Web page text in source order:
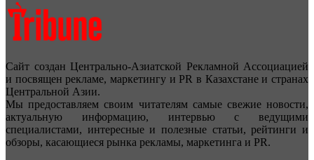
Сайт создан Центрально-Азиатской Рекламной Ассоциацией
и посвящен рекламе, маркетингу и PR в Казахстане и странах
Центральной Азии.
Мы предоставляем своим читателям самые свежие новости,
актуальную информацию, интервью с ведущими
специалистами, интересные и полезные статьи, рейтинги и
обзоры, касающиеся рынка рекламы, маркетинга и PR.